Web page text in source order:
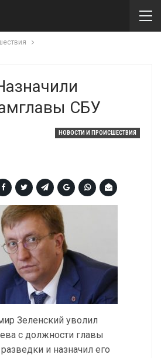
СБУ
НОВОСТИ И ПРОИСШЕСТВИЯ
Зеленский уволил
с должности главы
и назначил его